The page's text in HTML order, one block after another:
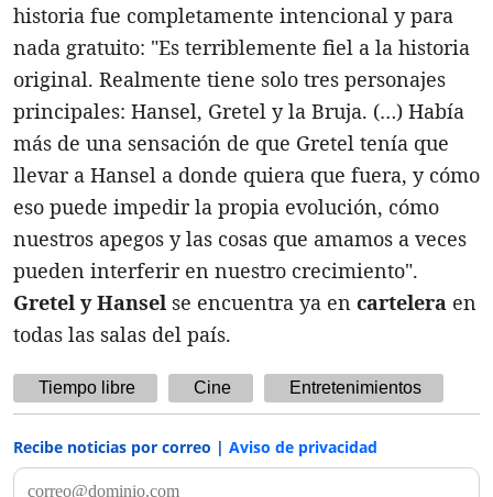
historia fue completamente intencional y para
nada gratuito: "Es terriblemente fiel a la historia
original. Realmente tiene solo tres personajes
principales: Hansel, Gretel y la Bruja. (…) Había
más de una sensación de que Gretel tenía que
llevar a Hansel a donde quiera que fuera, y cómo
eso puede impedir la propia evolución, cómo
nuestros apegos y las cosas que amamos a veces
pueden interferir en nuestro crecimiento".
Gretel y Hansel se encuentra ya en cartelera en
todas las salas del país.
Tiempo libre Cine Entretenimientos
Recibe noticias por correo | Aviso de privacidad